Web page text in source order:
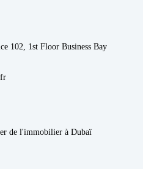
102, 1st Floor Business Bay
de l'immobilier à Dubaï